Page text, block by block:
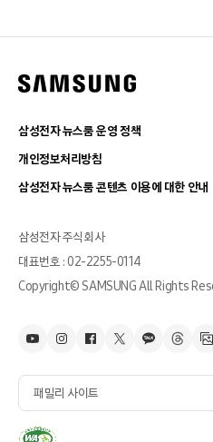
삼성전자 뉴스룸 운영 정책
개인정보처리방침
삼성전자 뉴스룸 콘텐츠 이용에 대한 안내
삼성전자 주식회사
대표번호 : 02-2255-0114
Copyright© SAMSUNG All Rights
패밀리 사이트